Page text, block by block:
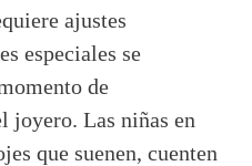
ajustes
especiales se
de
joyero. Las niñas en
que suenen, cuenten